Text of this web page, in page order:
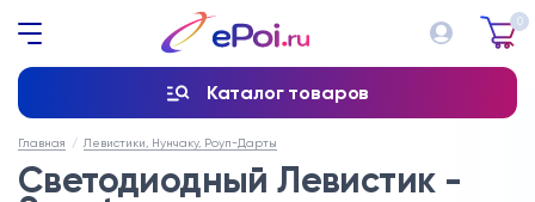
0
Каталог товаров
Главная Левистики, Нунчаку, Роуп-Дарты
Светодиодный Левистик -